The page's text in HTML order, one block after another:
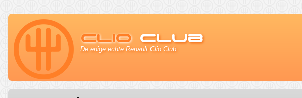
Clio Club
De enige echte Renault Clio Club